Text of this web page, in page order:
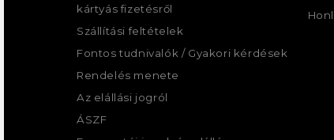
kártyás fizetésről
Szállítási feltételek
Fontos tudnivalók / Gyakori kérdések
Rendelés menete
Az elállási jogról
ÁSZF